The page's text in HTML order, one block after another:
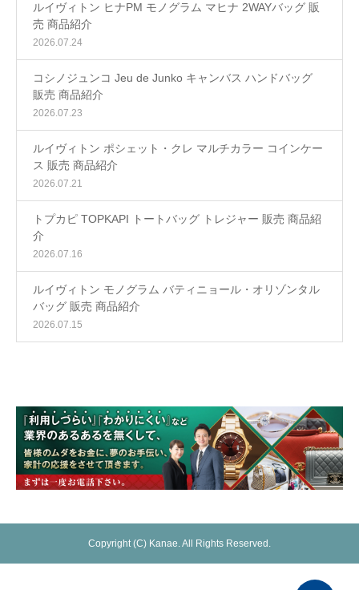
ルイヴィトン ヒナPM モノグラム マヒナ 2WAYバッグ 販
売 商品紹介
2026.07.24
コシノジュンコ Jeu de Junko キャンバス ハンドバッグ
販売 商品紹介
2026.07.23
ルイヴィトン ポシェット・クレ マルチカラー コインケー
ス 販売 商品紹介
2026.07.21
トプカピ TOPKAPI トートバッグ トレジャー 販売 商品紹
介
2026.07.16
ルイヴィトン モノグラム バティニョール・オリゾンタル
バッグ 販売 商品紹介
2026.07.15
Copyright (C) Kanae. All Rights Reserved.